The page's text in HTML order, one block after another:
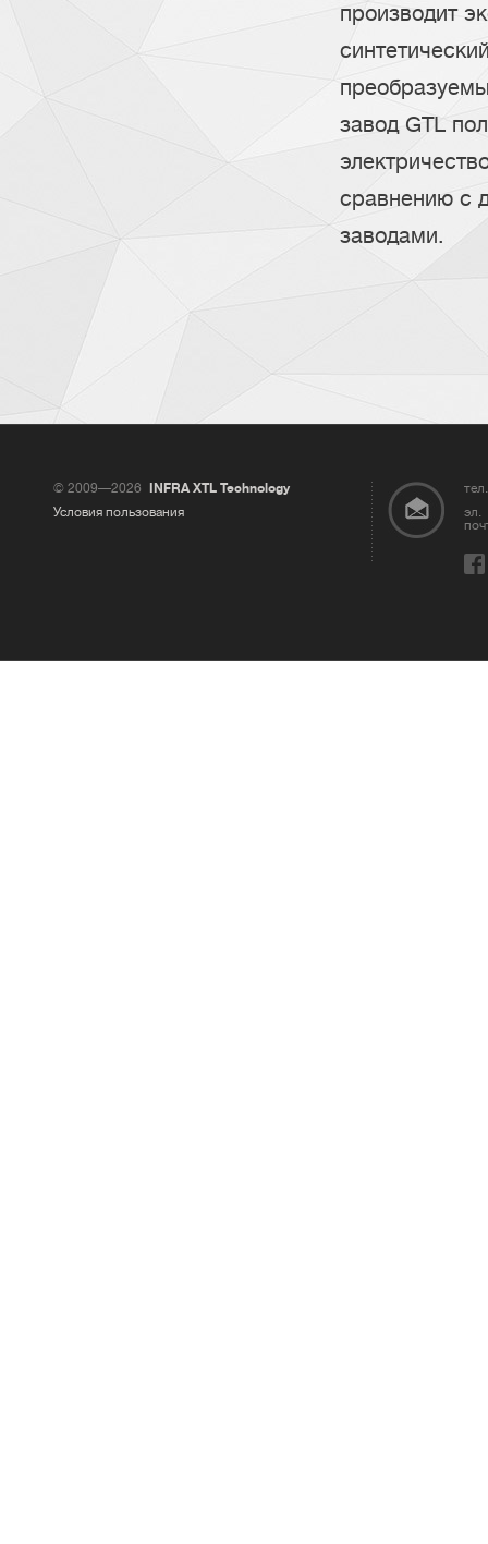
производит
завод GTL
сравнению с
заводами.
© 2009—2026
INFRA XTL Technology
Условия пользования
эл.